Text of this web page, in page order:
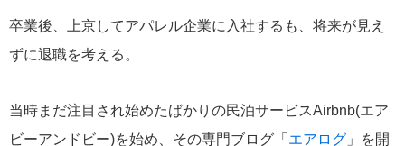
卒業後、上京してアパレル企業に入社するも、将来が見え
ずに退職を考える。
当時まだ注目され始めたばかりの民泊サービスAirbnb(エア
ビーアンドビー)を始め、その専門ブログ「 エアログ 」を開